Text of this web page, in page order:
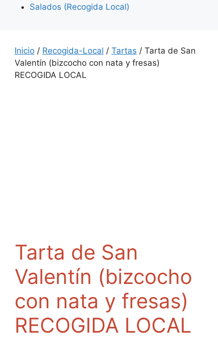
Salados (Recogida Local)
Inicio / Recogida-Local / Tartas / Tarta de San
Valentín (bizcocho con nata y fresas)
RECOGIDA LOCAL
Tarta de San
Valentín (bizcocho
con nata y fresas)
RECOGIDA LOCAL